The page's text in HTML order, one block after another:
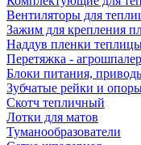
Вентиляторы для
Зажим для крепления
Наддув пленки
Перетяжка -
Блоки питания,
Зубчатые рейки и
Скотч тепличный
Лотки для матов
Туманообразователи